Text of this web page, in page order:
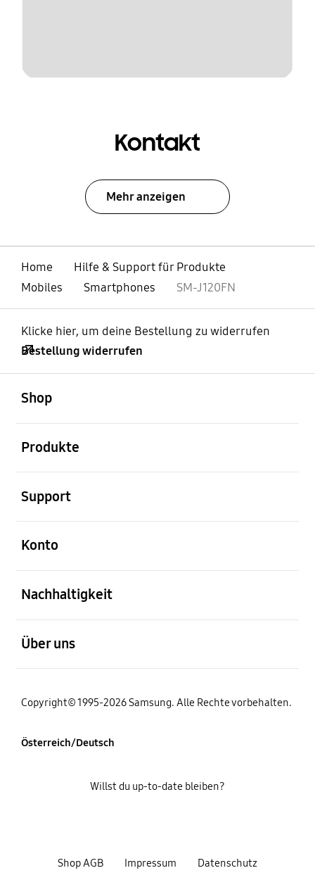
Kontakt
Mehr anzeigen
Home
Hilfe & Support für Produkte
Mobiles
Smartphones SM-J120FN
Klicke hier, um deine Bestellung zu widerrufen
Bestellung widerrufen
Shop
Produkte
Support
Konto
Nachhaltigkeit
Über uns
Copyright© 1995-2026 Samsung. Alle Rechte vorbehalten.
Österreich/Deutsch
Shop AGB Impressum Datenschutz
Willst du up-to-date bleiben?